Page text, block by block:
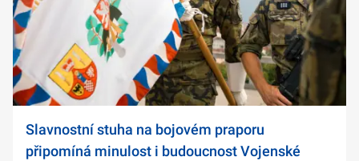
Slavnostní stuha na bojovém praporu
připomíná minulost i budoucnost Vojenské